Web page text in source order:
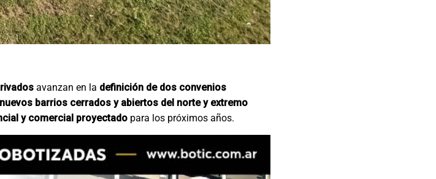
avanzan en la definición de dos convenios
nuevos barrios cerrados y abiertos del norte y extremo
y comercial proyectado para los próximos años.